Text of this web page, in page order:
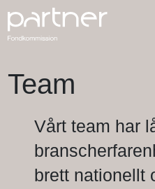
Team
Vårt team har
brett nationellt